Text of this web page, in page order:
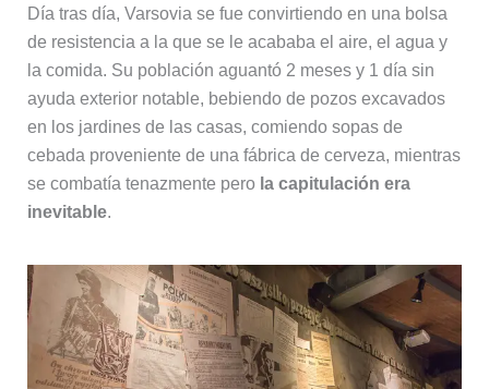
Día tras día, Varsovia se fue convirtiendo en una bolsa
de resistencia a la que se le acababa el aire, el agua y
la comida. Su población aguantó 2 meses y 1 día sin
ayuda exterior notable, bebiendo de pozos excavados
en los jardines de las casas, comiendo sopas de
cebada proveniente de una fábrica de cerveza, mientras
se combatía tenazmente pero la capitulación era
inevitable.